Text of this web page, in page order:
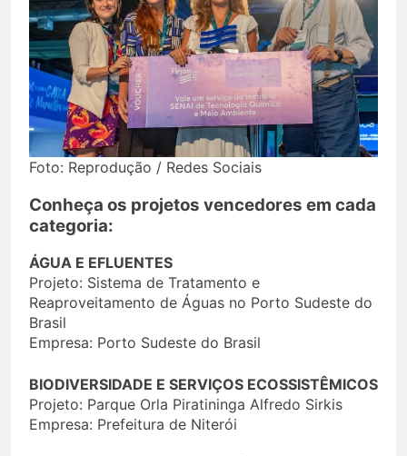
Foto: Reprodução / Redes Sociais
Conheça os projetos vencedores em cada
categoria:
ÁGUA E EFLUENTES
Projeto: Sistema de Tratamento e
Reaproveitamento de Águas no Porto Sudeste do
Brasil
Empresa: Porto Sudeste do Brasil
BIODIVERSIDADE E SERVIÇOS ECOSSISTÊMICOS
Projeto: Parque Orla Piratininga Alfredo Sirkis
Empresa: Prefeitura de Niterói